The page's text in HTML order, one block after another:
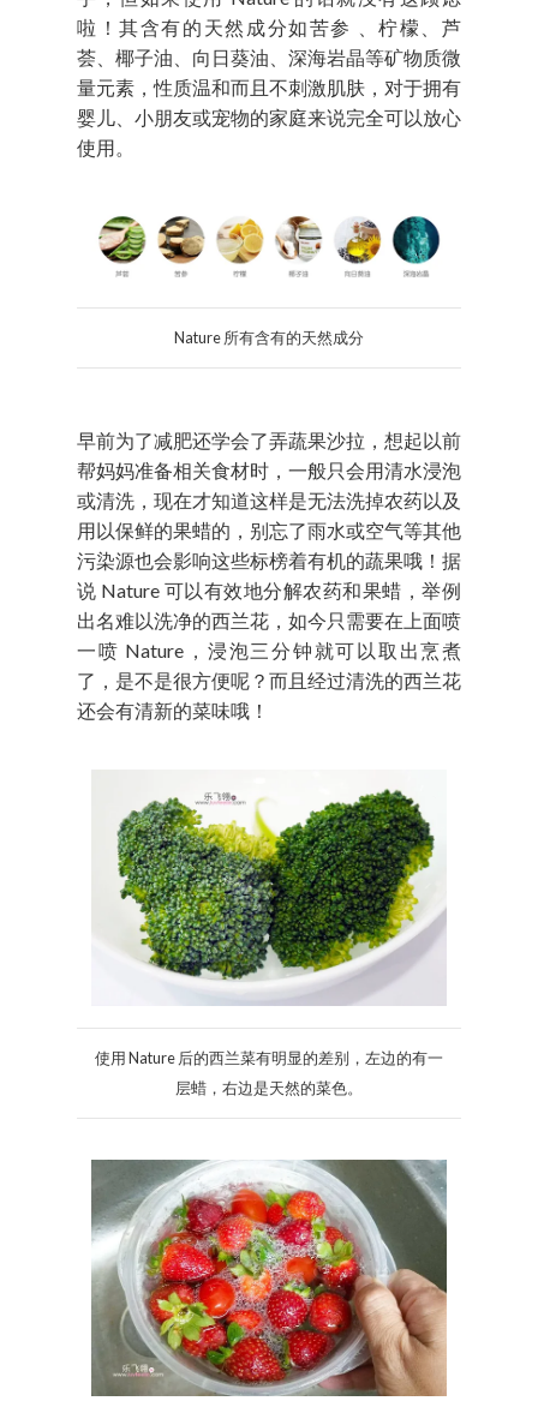
啦！其含有的天然成分如苦参 、柠檬、芦
荟、椰子油、向日葵油、深海岩晶等矿物质微
量元素，性质温和而且不刺激肌肤，对于拥有
婴儿、小朋友或宠物的家庭来说完全可以放心
使用。
Nature 所有含有的天然成分
早前为了减肥还学会了弄蔬果沙拉，想起以前
帮妈妈准备相关食材时，一般只会用清水浸泡
或清洗，现在才知道这样是无法洗掉农药以及
用以保鲜的果蜡的，别忘了雨水或空气等其他
污染源也会影响这些标榜着有机的蔬果哦！据
说 Nature 可以有效地分解农药和果蜡，举例
出名难以洗净的西兰花，如今只需要在上面喷
一喷 Nature，浸泡三分钟就可以取出烹煮
了，是不是很方便呢？而且经过清洗的西兰花
还会有清新的菜味哦！
使用 Nature 后的西兰菜有明显的差别，左边的有一
层蜡，右边是天然的菜色。